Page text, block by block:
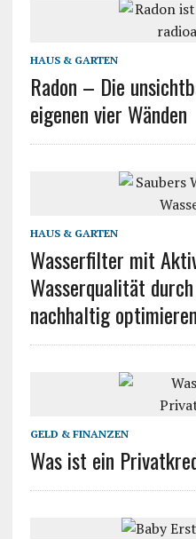
HAUS & GARTEN
Radon – Die
eigenen vier Wänden
HAUS & GARTEN
Wasserfilter mit
Wasserqualität
nachhaltig optimieren
GELD & FINANZEN
Was ist ein